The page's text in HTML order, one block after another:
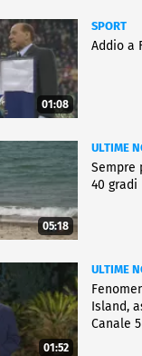
01:08
SPORT
Addio a
05:18
ULTIME
Sempre
40 gradi
01:52
ULTIME
Island,
Canale